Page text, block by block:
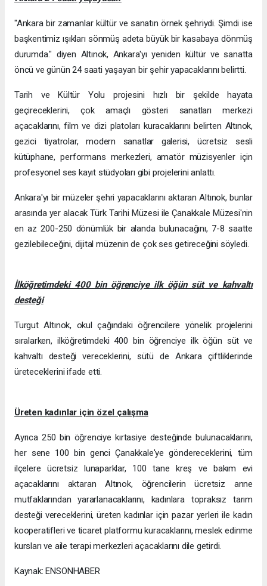
"Ankara bir zamanlar kültür ve sanatın örnek şehriydi. Şimdi ise
başkentimiz ışıkları sönmüş adeta büyük bir kasabaya dönmüş
durumda." diyen Altınok, Ankara'yı yeniden kültür ve sanatta
öncü ve günün 24 saati yaşayan bir şehir yapacaklarını belirtti.
Tarih ve Kültür Yolu projesini hızlı bir şekilde hayata
geçireceklerini, çok amaçlı gösteri sanatları merkezi
açacaklarını, film ve dizi platoları kuracaklarını belirten Altınok,
gezici tiyatrolar, modern sanatlar galerisi, ücretsiz sesli
kütüphane, performans merkezleri, amatör müzisyenler için
profesyonel ses kayıt stüdyoları gibi projelerini anlattı.
Ankara'yı bir müzeler şehri yapacaklarını aktaran Altınok, bunlar
arasında yer alacak Türk Tarihi Müzesi ile Çanakkale Müzesi'nin
en az 200-250 dönümlük bir alanda bulunacağını, 7-8 saatte
gezilebileceğini, dijital müzenin de çok ses getireceğini söyledi.
İlköğretimdeki 400 bin öğrenciye ilk öğün süt ve kahvaltı
desteği
Turgut Altınok, okul çağındaki öğrencilere yönelik projelerini
sıralarken, ilköğretimdeki 400 bin öğrenciye ilk öğün süt ve
kahvaltı desteği vereceklerini, sütü de Ankara çiftliklerinde
üreteceklerini ifade etti.
Üreten kadınlar için özel çalışma
Ayrıca 250 bin öğrenciye kırtasiye desteğinde bulunacaklarını,
her sene 100 bin genci Çanakkale'ye göndereceklerini, tüm
ilçelere ücretsiz lunaparklar, 100 tane kreş ve bakım evi
açacaklarını aktaran Altınok, öğrencilerin ücretsiz anne
mutfaklarından yararlanacaklarını, kadınlara topraksız tarım
desteği vereceklerini, üreten kadınlar için pazar yerleri ile kadın
kooperatifleri ve ticaret platformu kuracaklarını, meslek edinme
kursları ve aile terapi merkezleri açacaklarını dile getirdi.
Kaynak: ENSONHABER